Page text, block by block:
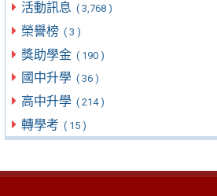
活動訊息 ( 3,768 )
榮譽榜 ( 3 )
獎助學金 ( 190 )
國中升學 ( 36 )
高中升學 ( 214 )
轉學考 ( 15 )